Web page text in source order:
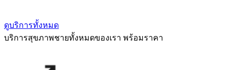
ดูบริการทั้งหมด
บริการสุขภาพชายทั้งหมดของเรา พร้อมราคา